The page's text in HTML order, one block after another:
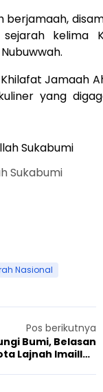
berjamaah,
kelima
Jamaah
yang
Sukabumi
Nasional
Pos berikutnya
Bumi, Belasan
Lajnah Imaillah
Langka